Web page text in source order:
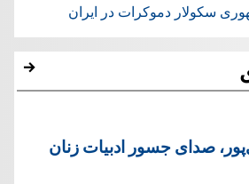
سکولار دموکرات در ایران
صدای جسور ادبیات زنان